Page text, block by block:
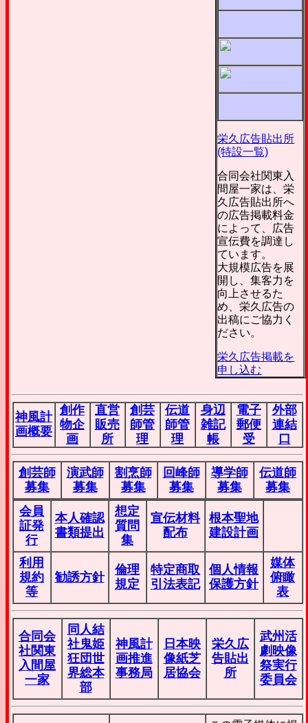
栄久広告貼出所
(特設一覧)
合同会社関東入
間屋一家は、栄
久広告貼出所へ
の広告掲載料金
によって、広告
宣伝費を調達し
ています。
大規模広告を展
開し、集客力を
向上させるた
め、栄久広告の
出稿にご協力く
ださい。
栄久広告掲載を
申し込む
神風計
画概要
創作
物企
画
直営
販売
所
創芸
師管
理
伝道
師管
理
身辺
雑記
帳
電子
郵便
受
外部
連結
口
創芸師
募集
演武師
募集
割烹師
募集
回峰師
募集
導学師
募集
伝道師
募集
会員
証発
行
本人確認
書類提出
想定
質問
集
宣伝材料
配布
根本聖地
建設計画
利用
規約
等
勧誘方針
倫理
規定
特定商取
引法表記
個人情報
保護方針
媒体
俯瞰
表
合同会
社関東
入間屋
一家
同人結
社鬼姫
狂団世
界総本
部
神風計
画推進
事務局
日本映
像紙芝
居協会
栄久広
告貼出
所
武州活
劇映像
祭実行
委員会